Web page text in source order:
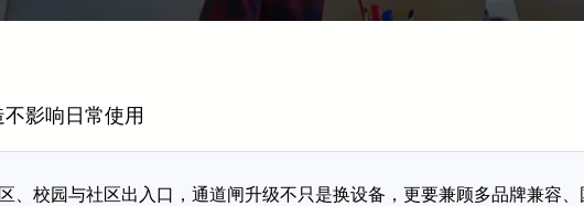
影响日常使用
、校园与社区出入口，通道闸升级不只是换设备，更要兼顾多品牌兼容